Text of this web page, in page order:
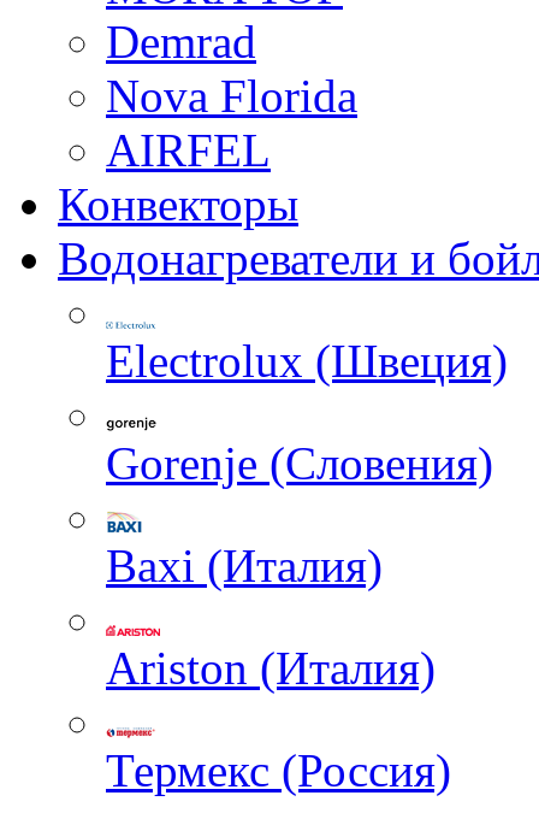
Demrad
Nova Florida
AIRFEL
Конвекторы
Водонагреватели и
Electrolux (Швеция)
Gorenje (Словения)
Baxi (Италия)
Ariston (Италия)
Термекс (Россия)